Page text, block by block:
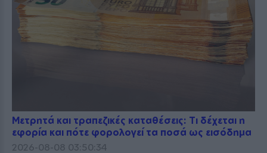
Μετρητά και τραπεζικές καταθέσεις: Τι δέχεται η
εφορία και πότε φορολογεί τα ποσά ως εισόδημα
2026-08-08 03:50:34